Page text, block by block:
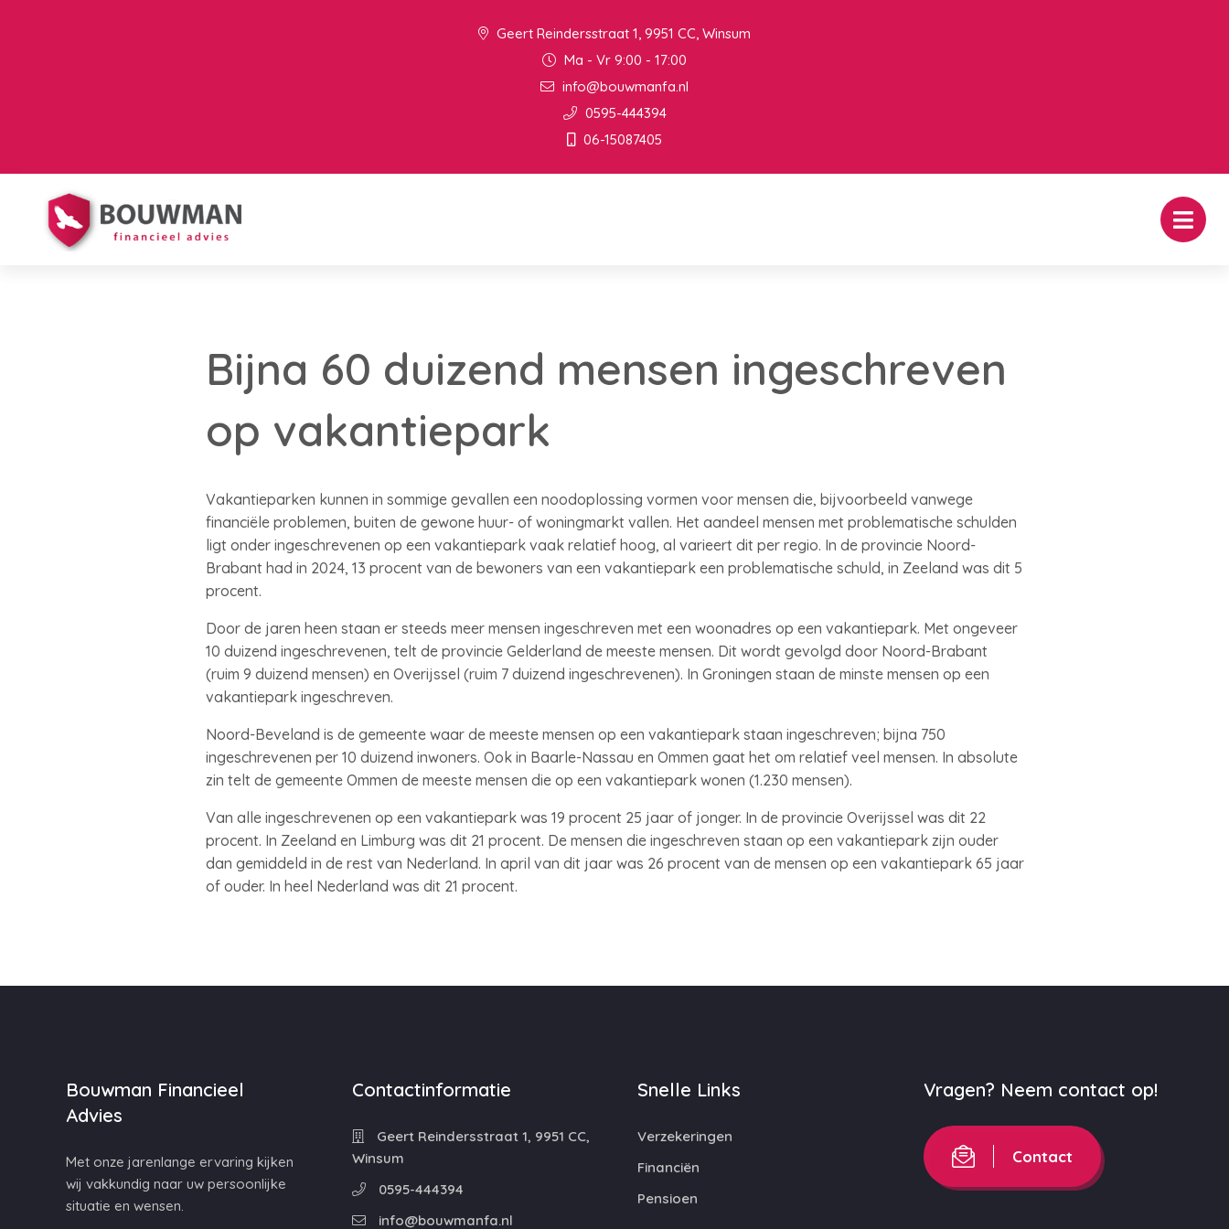
Geert Reindersstraat 1, 9951 CC, Winsum
Ma - Vr 9:00 - 17:00
info@bouwmanfa.nl
0595-444394
06-15087405
Bijna 60 duizend mensen ingeschreven
op vakantiepark
Vakantieparken kunnen in sommige gevallen een noodoplossing vormen voor mensen die, bijvoorbeeld vanwege
financiële problemen, buiten de gewone huur- of woningmarkt vallen. Het aandeel mensen met problematische schulden
ligt onder ingeschrevenen op een vakantiepark vaak relatief hoog, al varieert dit per regio. In de provincie Noord-
Brabant had in 2024, 13 procent van de bewoners van een vakantiepark een problematische schuld, in Zeeland was dit 5
procent.
Door de jaren heen staan er steeds meer mensen ingeschreven met een woonadres op een vakantiepark. Met ongeveer
10 duizend ingeschrevenen, telt de provincie Gelderland de meeste mensen. Dit wordt gevolgd door Noord-Brabant
(ruim 9 duizend mensen) en Overijssel (ruim 7 duizend ingeschrevenen). In Groningen staan de minste mensen op een
vakantiepark ingeschreven.
Noord-Beveland is de gemeente waar de meeste mensen op een vakantiepark staan ingeschreven; bijna 750
ingeschrevenen per 10 duizend inwoners. Ook in Baarle-Nassau en Ommen gaat het om relatief veel mensen. In absolute
zin telt de gemeente Ommen de meeste mensen die op een vakantiepark wonen (1.230 mensen).
Van alle ingeschrevenen op een vakantiepark was 19 procent 25 jaar of jonger. In de provincie Overijssel was dit 22
procent. In Zeeland en Limburg was dit 21 procent. De mensen die ingeschreven staan op een vakantiepark zijn ouder
dan gemiddeld in de rest van Nederland. In april van dit jaar was 26 procent van de mensen op een vakantiepark 65 jaar
of ouder. In heel Nederland was dit 21 procent.
Bouwman Financieel
Advies
Met onze jarenlange ervaring kijken
wij vakkundig naar uw persoonlijke
situatie en wensen.
Contactinformatie
Geert Reindersstraat 1, 9951 CC,
Winsum
0595-444394
info@bouwmanfa.nl
Snelle Links
Verzekeringen
Financiën
Pensioen
Vragen? Neem contact op!
Contact